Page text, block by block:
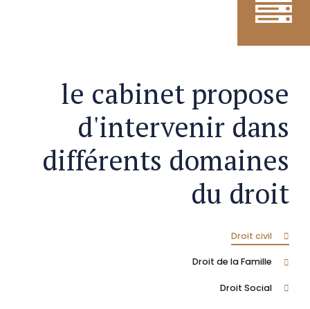
le cabinet propose
d'intervenir dans
différents domaines
du droit
Droit civil
Droit de la Famille
Droit Social